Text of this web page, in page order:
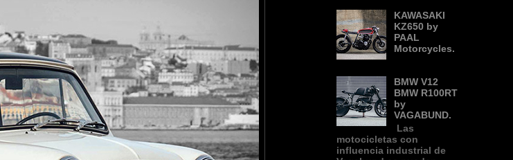
KAWASAKI
KZ650 by
PAAL
Motorcycles.
BMW V12
BMW R100RT
by
VAGABUND.
Las
motocicletas con
influencia industrial de